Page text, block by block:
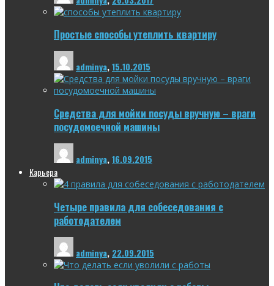
Простые способы утеплить квартиру
adminya,15.10.2015
Средства для мойки посуды вручную – враги
посудомоечной машины
adminya,16.09.2015
Карьера
Четыре правила для собеседования с
работодателем
adminya, 22.09.2015